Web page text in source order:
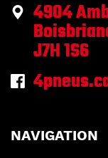
4904
J7H 1S6
NAVIGATION